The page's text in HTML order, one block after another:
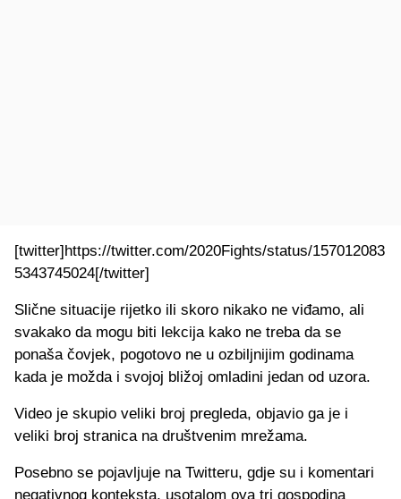
[twitter]https://twitter.com/2020Fights/status/157012083
5343745024[/twitter]
Slične situacije rijetko ili skoro nikako ne viđamo, ali
svakako da mogu biti lekcija kako ne treba da se
ponaša čovjek, pogotovo ne u ozbiljnijim godinama
kada je možda i svojoj bližoj omladini jedan od uzora.
Video je skupio veliki broj pregleda, objavio ga je i
veliki broj stranica na društvenim mrežama.
Posebno se pojavljuje na Twitteru, gdje su i komentari
negativnog konteksta, usotalom ova tri gospodina